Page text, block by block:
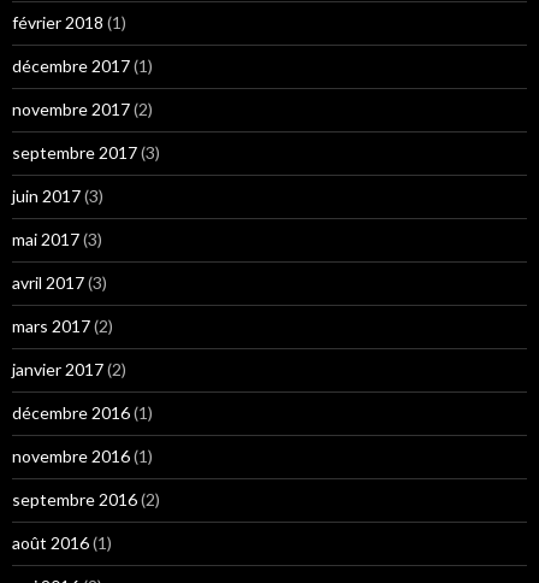
février 2018 (1)
décembre 2017(1)
novembre 2017(2)
septembre 2017(3)
juin 2017(3)
mai 2017(3)
avril 2017(3)
mars 2017(2)
janvier 2017(2)
décembre 2016(1)
novembre 2016(1)
septembre 2016(2)
août 2016(1)